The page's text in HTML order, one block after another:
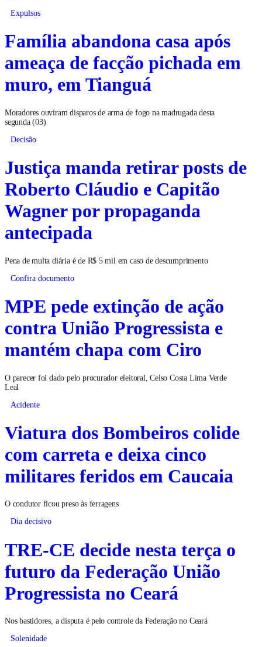
Expulsos
Família abandona casa após
ameaça de facção pichada em
muro, em Tianguá
Moradores ouviram disparos de arma de fogo na madrugada desta
segunda (03)
Decisão
Justiça manda retirar posts de
Roberto Cláudio e Capitão
Wagner por propaganda
antecipada
Pena de multa diária é de R$ 5 mil em caso de descumprimento
Confira documento
MPE pede extinção de ação
contra União Progressista e
mantém chapa com Ciro
O parecer foi dado pelo procurador eleitoral, Celso Costa Lima Verde
Leal
Acidente
Viatura dos Bombeiros colide
com carreta e deixa cinco
militares feridos em Caucaia
O condutor ficou preso às ferragens
Dia decisivo
TRE-CE decide nesta terça o
futuro da Federação União
Progressista no Ceará
Nos bastidores, a disputa é pelo controle da Federação no Ceará
Solenidade